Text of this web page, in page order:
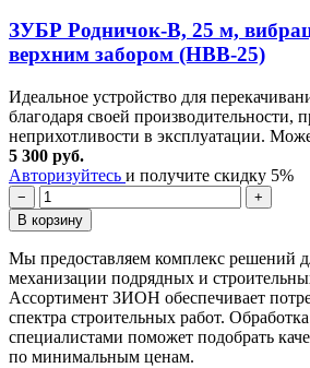
ЗУБР Родничок-В, 25 м,
верхним забором (НВВ-25)
Идеальное устройство для
благодаря своей производительности,
неприхотливости в эксплуатации.
5 300 руб.
Авторизуйтесь и получите скидку 5%
−
+
В корзину
Мы предоставляем комплекс решений
механизации подрядных и
Ассортимент ЗИОН обеспечивает
спектра строительных работ.
специалистами поможет подобрать
по минимальным ценам.